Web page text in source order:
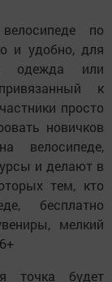
по
и удобно, для
одежда или
к
просто
новичков
велосипеде,
и делают в
тем, кто
бесплатно
мелкий
точка будет